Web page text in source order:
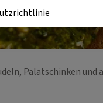
Palatschinken und